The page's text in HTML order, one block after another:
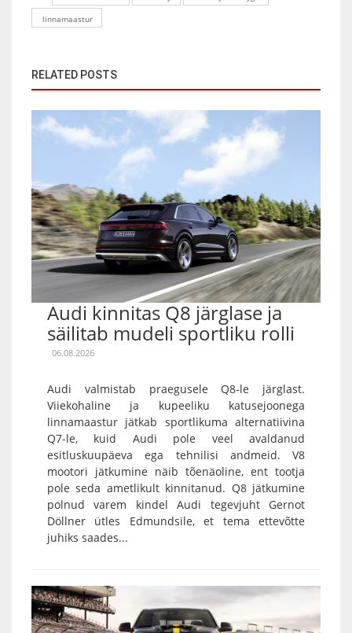
linnamaastur
RELATED POSTS
Audi kinnitas Q8 järglase ja
säilitab mudeli sportliku rolli
06.08.2026
Audi valmistab praegusele Q8-le järglast.
Viiekohaline ja kupeeliku katusejoonega
linnamaastur jätkab sportlikuma alternatiivina
Q7-le, kuid Audi pole veel avaldanud
esitluskuupäeva ega tehnilisi andmeid. V8
mootori jätkumine näib tõenäoline, ent tootja
pole seda ametlikult kinnitanud. Q8 jätkumine
polnud varem kindel Audi tegevjuht Gernot
Döllner ütles Edmundsile, et tema ettevõtte
juhiks saades...